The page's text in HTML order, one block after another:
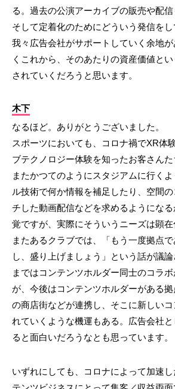
る。過去の公演アーカイブの販売や配信
そして定着化のためにどういう発信をし
我々広告会社がサポートしていく余地
くこれから、そのあたりの資産価値と
されていくだろうと思います。
木下
なるほど。ありがとうございました。
スポーツにおいても、コロナ禍でXR体
ブテクノロジー体験を知ったお客さん
またかつてのようにスタジアムに行く
ル技術で何か情報を補足したり、空間
チした動画配信などを求めるようにな
覚ですが、実際にそういうニーズは顕在
またあるクラブでは、「もう一度拠点
し、盛り上げましょう」という話が議
まではコンテンツホルダー同士のコラ
が、今後はコンテンツホルダーがある
の商店街などが連携し、そこに新しい
れていくような機運もある。広告会社
ると面白いだろうなとも思っています。
いずれにしても、コロナによって加速